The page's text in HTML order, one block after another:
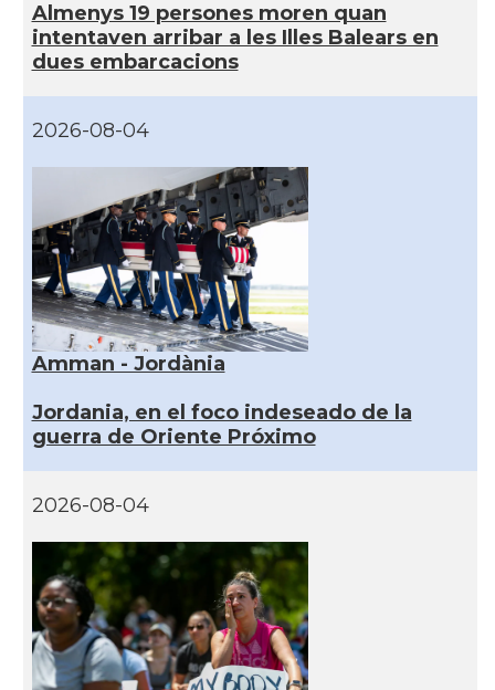
Almenys 19 persones moren quan
intentaven arribar a les Illes Balears en
dues embarcacions
2026-08-04
Amman - Jordània
Jordania, en el foco indeseado de la
guerra de Oriente Próximo
2026-08-04